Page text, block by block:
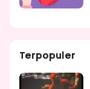
Terpopuler